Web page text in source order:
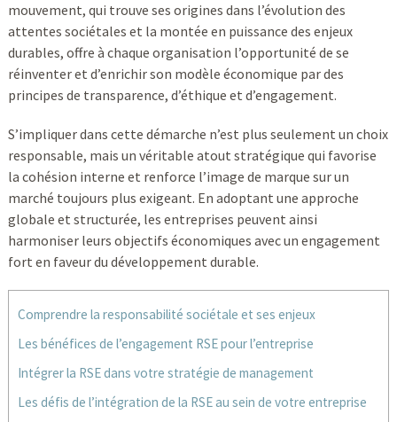
mouvement, qui trouve ses origines dans l’évolution des
attentes sociétales et la montée en puissance des enjeux
durables, offre à chaque organisation l’opportunité de se
réinventer et d’enrichir son modèle économique par des
principes de transparence, d’éthique et d’engagement.
S’impliquer dans cette démarche n’est plus seulement un choix
responsable, mais un véritable atout stratégique qui favorise
la cohésion interne et renforce l’image de marque sur un
marché toujours plus exigeant. En adoptant une approche
globale et structurée, les entreprises peuvent ainsi
harmoniser leurs objectifs économiques avec un engagement
fort en faveur du développement durable.
Comprendre la responsabilité sociétale et ses enjeux
Les bénéfices de l’engagement RSE pour l’entreprise
Intégrer la RSE dans votre stratégie de management
Les défis de l’intégration de la RSE au sein de votre entreprise